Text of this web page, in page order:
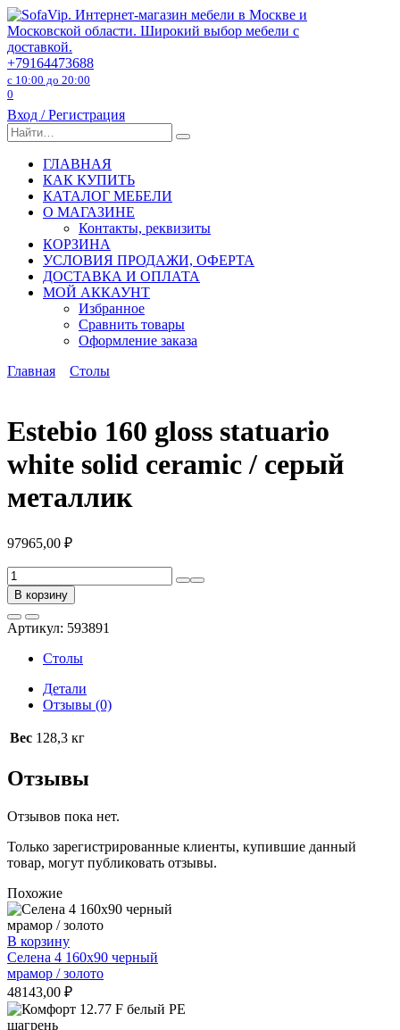
Перейти
к
содержанию
+79164473688
с 10:00 до 20:00
0
Вход / Регистрация
Search
for:
ГЛАВНАЯ
КАК КУПИТЬ
КАТАЛОГ МЕБЕЛИ
О МАГАЗИНЕ
Контакты, реквизиты
КОРЗИНА
УСЛОВИЯ ПРОДАЖИ, ОФЕРТА
ДОСТАВКА И ОПЛАТА
МОЙ АККАУНТ
Избранное
Сравнить товары
Оформление заказа
Главная
Столы
Estebio 160 gloss statuario
white solid ceramic / серый
металлик
97965,00 ₽
Количество
товара
Estebio
160
gloss
statuario
solid
ceramic
серый
В корзину
Артикул: 593891
Столы
Детали
Отзывы (0)
Вес 128,3 кг
Отзывы
Отзывов пока нет.
Только зарегистрированные клиенты, купившие данный
товар, могут публиковать отзывы.
Похожие
В корзину
Селена 4 160х90 черный
мрамор / золото
48143,00 ₽